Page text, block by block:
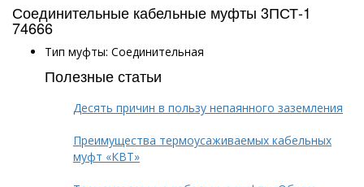
Соединительные кабельные муфты 3ПСТ-1
74666
Тип муфты: Соединительная
Полезные статьи
Десять причин в пользу непаянного заземления
Преимущества термоусаживаемых кабельных
муфт «КВТ»